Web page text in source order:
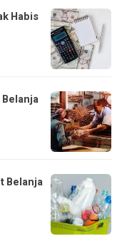
Habis
Belanja